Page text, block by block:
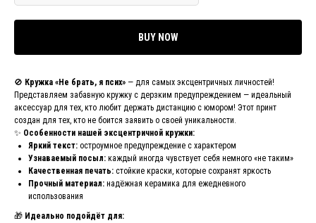
BUY NOW
🚫 Кружка «Не брать, я псих» — для самых эксцентричных личностей!
Представляем забавную кружку с дерзким предупреждением — идеальный
аксессуар для тех, кто любит держать дистанцию с юмором! Этот принт
создан для тех, кто не боится заявить о своей уникальности.
✨ Особенности нашей эксцентричной кружки:
Яркий текст: остроумное предупреждение с характером
Узнаваемый посыл: каждый иногда чувствует себя немного «не таким»
Качественная печать: стойкие краски, которые сохранят яркость
Прочный материал: надёжная керамика для ежедневного
использования
🎁 Идеально подойдёт для: